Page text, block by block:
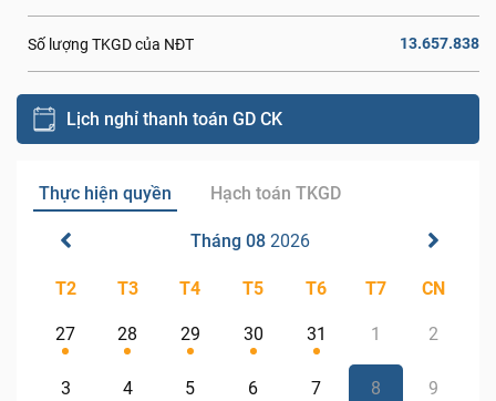
Số lượng TKGD của NĐT 13.657.838
Lịch nghỉ thanh toán GD CK
Thực hiện quyền Hạch toán TKGD
Tháng 08 2026
T2 T3 T4 T5 T6 T7 CN
27 28 29 30 31 1 2
3 4 5 6 7 8 9